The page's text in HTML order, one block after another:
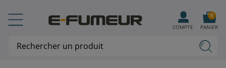
COMPTE PANIER
0